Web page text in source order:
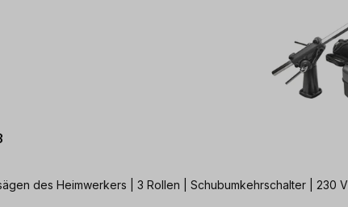
des Heimwerkers | 3 Rollen | Schubumkehrschalter | 230 V